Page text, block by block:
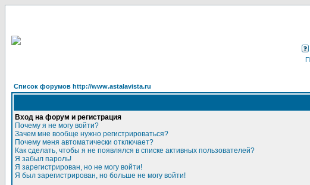
Список форумов http://www.astalavista.ru
Вход на форум и регистрация
Почему я не могу войти?
Зачем мне вообще нужно регистрироваться?
Почему меня автоматически отключает?
Как сделать, чтобы я не появлялся в списке активных пользователей?
Я забыл пароль!
Я зарегистрирован, но не могу войти!
Я был зарегистрирован, но больше не могу войти!